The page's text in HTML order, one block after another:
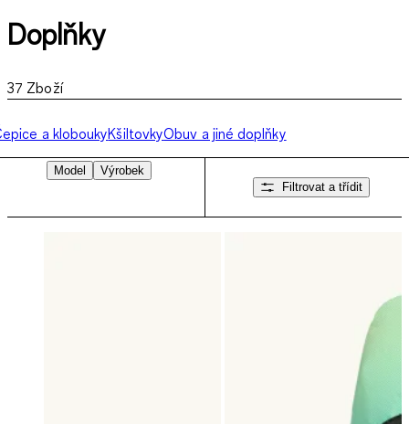
Doplňky
37 Zboží
a kloboukyKšiltovkyObuv a jiné doplňky
Model
Výrobek
Filtrovat a třídit